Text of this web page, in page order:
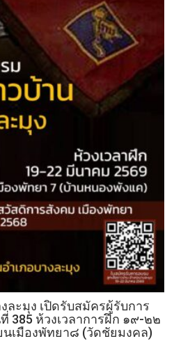
ละมุง เปิดรับสมัครผู้รับการ
385 ห้วงเวลาการฝึก ๑๙-๒๒
เมืองพัทยา๘ (วัดชัยมงคล)